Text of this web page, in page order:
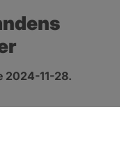
2024-11-28.